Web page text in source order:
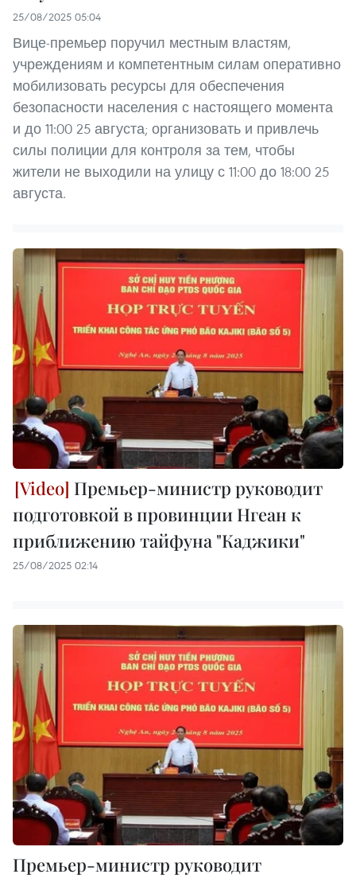
25/08/2025 05:04
Вице-премьер поручил местным властям,
учреждениям и компетентным силам оперативно
мобилизовать ресурсы для обеспечения
безопасности населения с настоящего момента
и до 11:00 25 августа; организовать и привлечь
силы полиции для контроля за тем, чтобы
жители не выходили на улицу с 11:00 до 18:00 25
августа.
Премьер-министр руководит
подготовкой в провинции Нгеан к
приближению тайфуна "Каджики"
25/08/2025 02:14
Премьер-министр руководит